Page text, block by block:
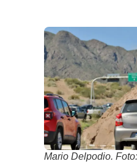
Mario Delpodio.